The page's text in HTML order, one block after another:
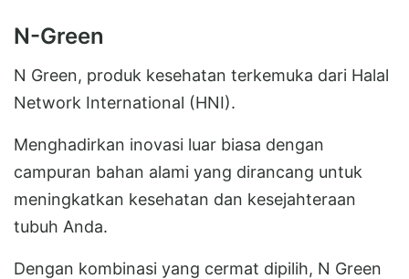
N-Green
N Green, produk kesehatan terkemuka dari Halal
Network International (HNI).
Menghadirkan inovasi luar biasa dengan
campuran bahan alami yang dirancang untuk
meningkatkan kesehatan dan kesejahteraan
tubuh Anda.
Dengan kombinasi yang cermat dipilih, N Green